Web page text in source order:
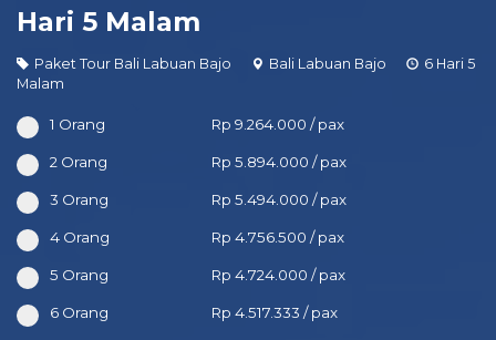
Hari 5 Malam
Paket Tour Bali Labuan Bajo Bali Labuan Bajo
6 Hari 5
Malam
1 Orang Rp 9.264.000 / pax
2 Orang Rp 5.894.000 / pax
3 Orang Rp 5.494.000 / pax
4 Orang Rp 4.756.500 / pax
5 Orang Rp 4.724.000 / pax
6 Orang Rp 4.517.333 / pax